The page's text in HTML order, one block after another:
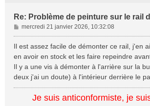
Re: Problème de peinture sur le rail
M
e
s
g
e
mercredi 21 janvier 2026, 10:32:08
Il est assez facile de démonter ce rail, j'en
en avoir en stock et les faire repeindre
Il y a une vis à démonter à l'arrière sur la
deux j'ai un doute) à l'intérieur derrière le
Je suis anticonformiste, je